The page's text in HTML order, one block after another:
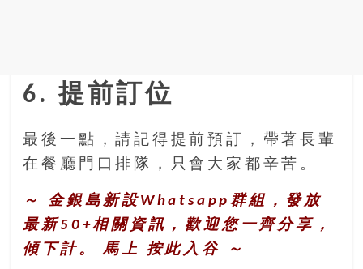
6. 提前訂位
最後一點，請記得提前預訂，帶著長輩
在餐廳門口排隊，只會大家都辛苦。
～ 金銀島新設Whatsapp群組，發放
最新50+相關資訊，歡迎您一齊分享，
傾下計。 馬上 按此入谷 ～